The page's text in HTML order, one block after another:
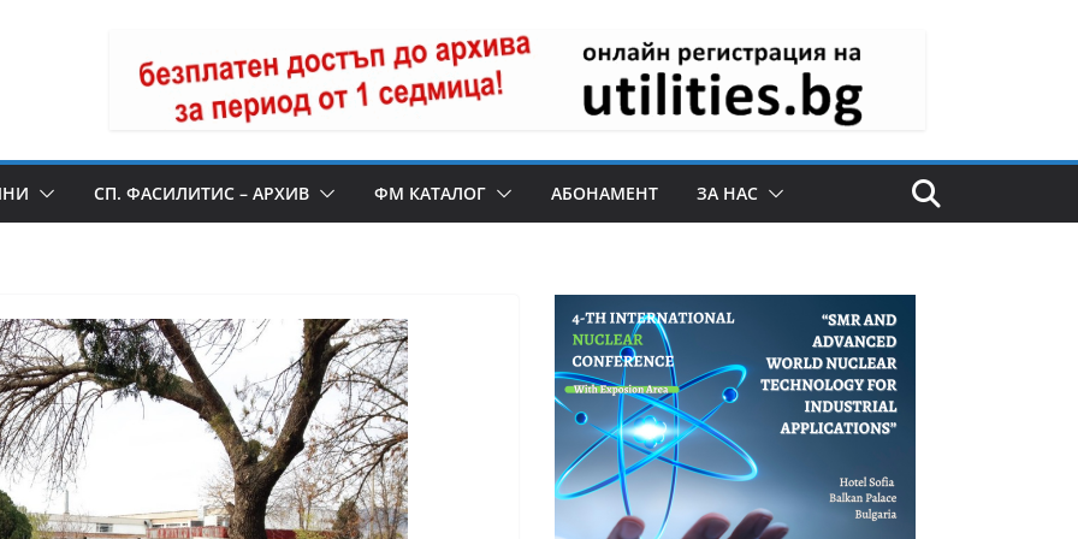
СП. ФАСИЛИТИС – АРХИВ ФМ КАТАЛОГ АБОНАМЕНТ ЗА НАС